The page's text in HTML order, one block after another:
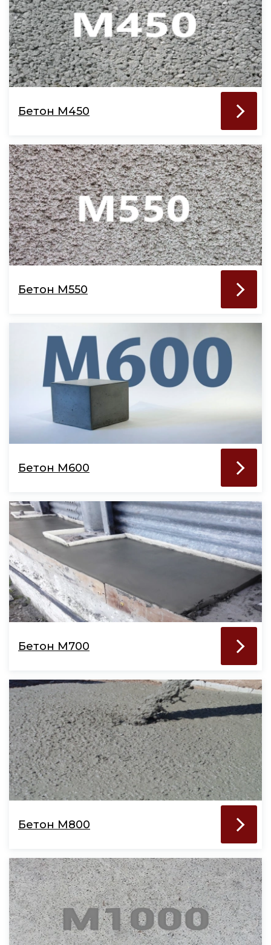
Бетон М450
Бетон М550
Бетон М600
Бетон М700
Бетон М800